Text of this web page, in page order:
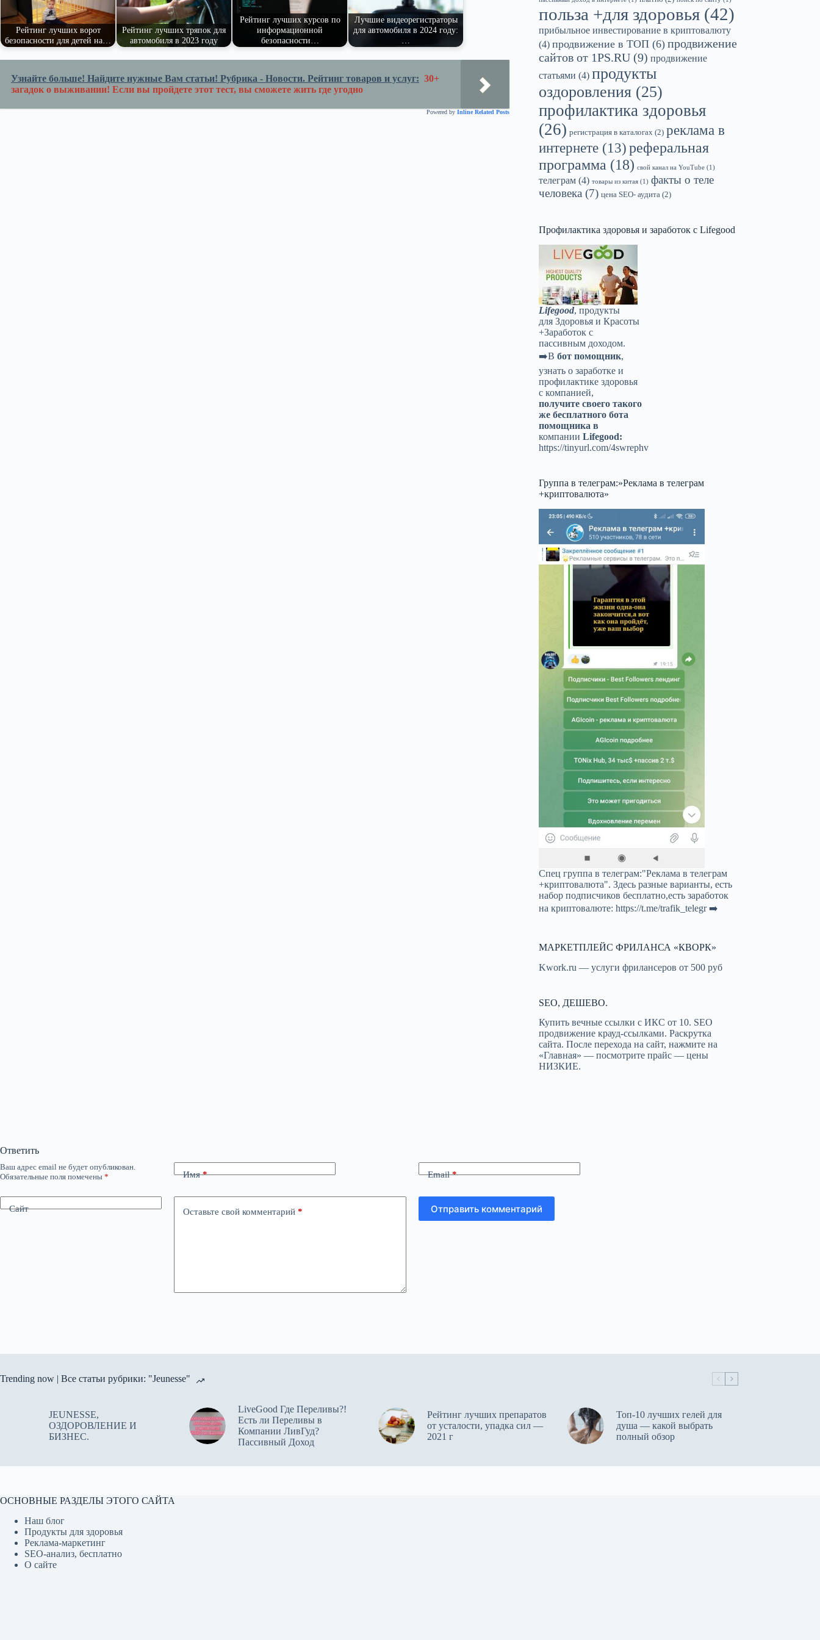
ni
ki
Рейтинг лучших ворот
безопасности для детей на…
Рейтинг лучших тряпок для
автомобиля в 2023 году
Рейтинг лучших курсов по
информационной
безопасности…
Лучшие видеорегистраторы
для автомобиля в 2024 году:
Узнайте больше! Найдите нужные Вам статьи! Рубрика - Новости. Рейтинг товаров и услуг: 30+
загадок о выживании! Если вы пройдете этот тест, вы сможете жить где угодно
Powered by Inline Related Posts
польза +для здоровья (42)
прибыльное инвестирование в криптовалюту
(4) продвижение в ТОП (6) продвижение
сайтов от 1PS.RU (9) продвижение
статьями (4) продукты
оздоровления (25)
профилактика здоровья
(26) регистрация в каталогах (2) реклама в
интернете (13) реферальная
программа (18) свой канал на YouTube (1)
телеграм (4) товары из китая (1) факты о теле
человека (7) цена SEO- аудита (2)
Профилактика здоровья и заработок с Lifegood
Lifegood, продукты
для Здоровья и Красоты
+Заработок с
пассивным доходом.
➡️Вбот помощник,
узнать о заработке и
профилактике здоровья
с компанией,
получите своего такого
же бесплатного бота
помощника в
компанииLifegood:
https://tinyurl.com/4swrephv
Группа в телеграм:»Реклама в телеграм
+криптовалюта»
Спец группа в телеграм:"Реклама в телеграм
+криптовалюта". Здесь разные варианты, есть
набор подписчиков бесплатно,есть заработок
на криптовалюте:https://t.me/trafik_telegr➡️
МАРКЕТПЛЕЙС ФРИЛАНСА «КВОРК»
Kwork.ru — услуги фрилансеров от 500 руб
SEO, ДЕШЕВО.
Купить вечные ссылки с ИКС от 10. SEO
продвижение крауд-ссылками. Раскрутка
сайта. После перехода на сайт, нажмите на
«Главная» — посмотрите прайс — цены
НИЗКИЕ.
Ответить
Ваш адрес email не будет опубликован.
Обязательные поля помечены * Имя* Email*
Сайт Оставьте свой комментарий * Отправить комментарий
Trending now | Все статьи рубрики: "Jeunesse"
JEUNESSE,
ОЗДОРОВЛЕНИЕ И
БИЗНЕС.
LiveGood Где Переливы?!
Есть ли Переливы в
Компании ЛивГуд?
Пассивный Доход
Рейтинг лучших препаратов
от усталости, упадка сил —
2021 г
Топ-10 лучших гелей для
душа — какой выбрать
полный обзор
ОСНОВНЫЕ РАЗДЕЛЫ ЭТОГО САЙТА
Наш блог
Продукты для здоровья
Реклама-маркетинг
SEO-анализ, бесплатно
О сайте